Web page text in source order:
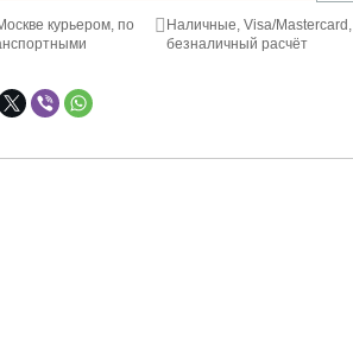
курьером, по
Наличные, Visa/Mastercard,
безналичный расчёт